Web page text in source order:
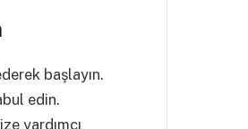
başlayın.
edin.
yardımcı